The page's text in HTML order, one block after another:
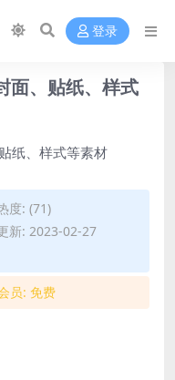
登录
面、贴纸、样式
度: (71)
新: 2023-02-27
员: 免费